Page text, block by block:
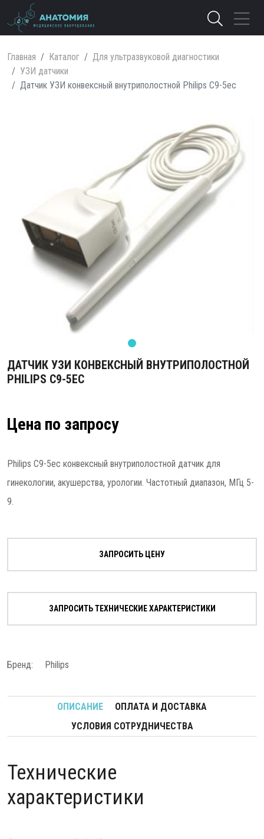
Главная Каталог
Для ультразвуковой диагностики
УЗИ датчики
Датчик УЗИ конвексный внутриполостной Philips C9-5ec
ДАТЧИК УЗИ КОНВЕКСНЫЙ ВНУТРИПОЛОСТНОЙ
PHILIPS C9-5EC
Цена по запросу
Philips C9-5ec конвексный внутриполостной датчик для
гинекологии, акушерства, урологии. Частотный диапазон, МГц 5-
9.
ЗАПРОСИТЬ ЦЕНУ
ЗАПРОСИТЬ ТЕХНИЧЕСКИЕ ХАРАКТЕРИСТИКИ
Бренд: Philips
ОПИСАНИЕ
ОПЛАТА И ДОСТАВКА
УСЛОВИЯ СОТРУДНИЧЕСТВА
Технические
характеристики